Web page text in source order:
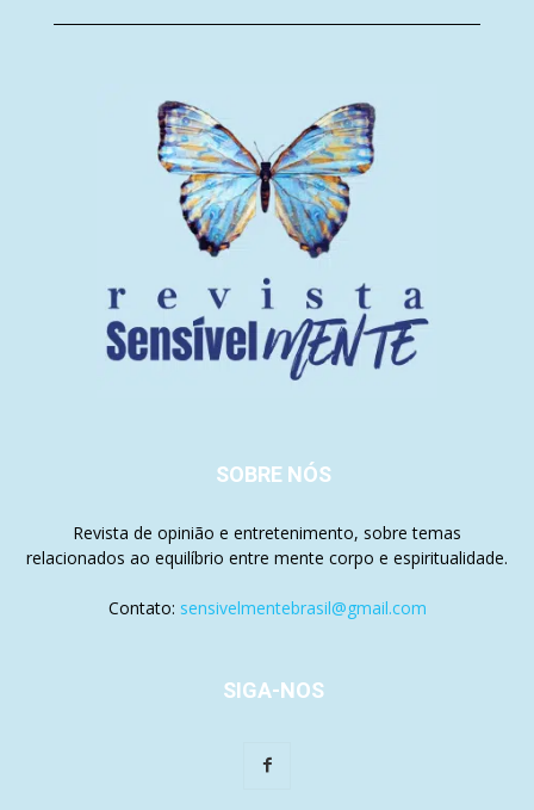
SOBRE NÓS
Revista de opinião e entretenimento, sobre temas
relacionados ao equilíbrio entre mente corpo e espiritualidade.
Contato: sensivelmentebrasil@gmail.com
SIGA-NOS